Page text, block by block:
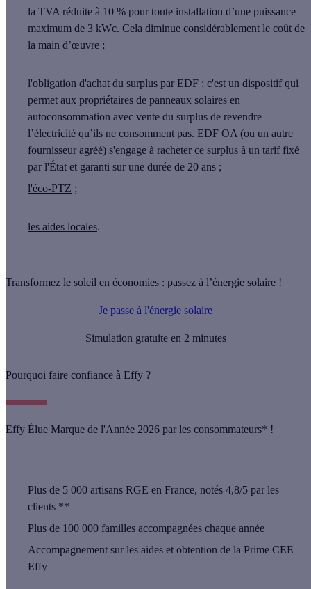
la TVA réduite à 10 % pour toute installation d’une puissance
maximum de 3 kWc. Cela diminue considérablement le coût de
la main d’œuvre ;
l'obligation d'achat du surplus par EDF : c'est un dispositif qui
permet aux propriétaires de panneaux solaires en
autoconsommation avec vente du surplus de revendre
l’électricité qu’ils ne consomment pas. EDF OA (ou un autre
fournisseur agréé) s'engage à racheter ce surplus à un tarif fixé
par l'État et garanti sur une durée de 20 ans ;
l'éco-PTZ ;
les aides locales.
Transformez le soleil en économies : passez à l’énergie solaire !
Je passe à l'énergie solaire
Simulation gratuite en 2 minutes
Pourquoi faire confiance à Effy ?
Effy Élue Marque de l'Année 2026 par les consommateurs* !
Plus de 5 000 artisans RGE en France, notés 4,8/5 par les
clients **
Plus de 100 000 familles accompagnées chaque année
Accompagnement sur les aides et obtention de la Prime CEE
Effy